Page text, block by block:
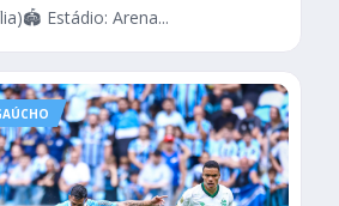
Estádio: Arena...